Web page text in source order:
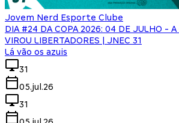
Jovem Nerd Esporte Clube
DIA #24 DA COPA 2026: 04 DE JULHO - A
VIROU LIBERTADORES | JNEC 31
Lá vão os azuis
31
05.jul.26
31